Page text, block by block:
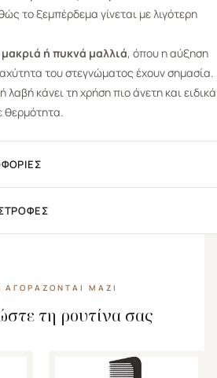
το ξεμπέρδεμα γίνεται με λιγότερη
μακριά ή πυκνά μαλλιά, όπου η αύξηση
του στεγνώματος έχουν σημασία.
λαβή κάνει τη χρήση πιο άνετη και ειδικά
θερμότητα.
ΑΓΟΡΆΖΟΝΤΑΙ ΜΑΖΊ
τη ρουτίνα σας